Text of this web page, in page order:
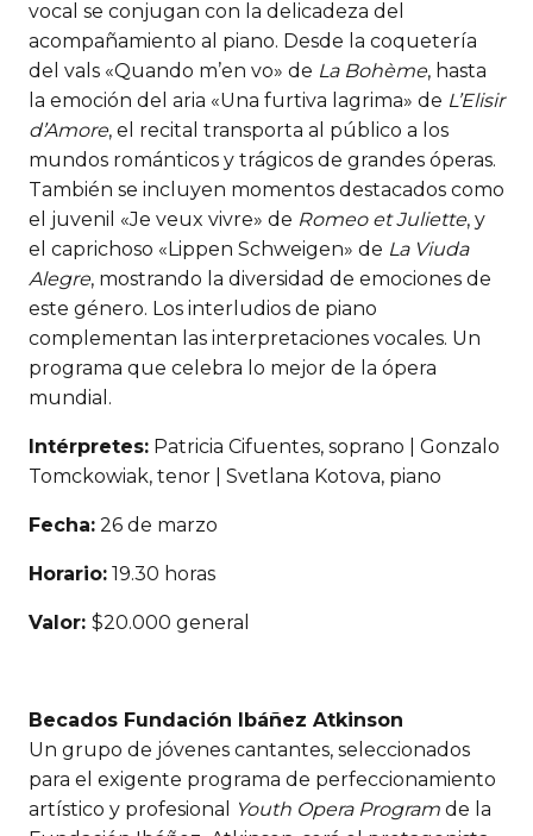
vocal se conjugan con la delicadeza del
acompañamiento al piano. Desde la coquetería
del vals «Quando m’en vo» de La Bohème, hasta
la emoción del aria «Una furtiva lagrima» de L’Elisir
d’Amore, el recital transporta al público a los
mundos románticos y trágicos de grandes óperas.
También se incluyen momentos destacados como
el juvenil «Je veux vivre» de Romeo et Juliette, y
el caprichoso «Lippen Schweigen» de La Viuda
Alegre, mostrando la diversidad de emociones de
este género. Los interludios de piano
complementan las interpretaciones vocales. Un
programa que celebra lo mejor de la ópera
mundial.
Intérpretes: Patricia Cifuentes, soprano | Gonzalo
Tomckowiak, tenor | Svetlana Kotova, piano
Fecha: 26 de marzo
Horario: 19.30 horas
Valor: $20.000 general
Becados Fundación Ibáñez Atkinson
Un grupo de jóvenes cantantes, seleccionados
para el exigente programa de perfeccionamiento
artístico y profesional
Youth Opera Program de la